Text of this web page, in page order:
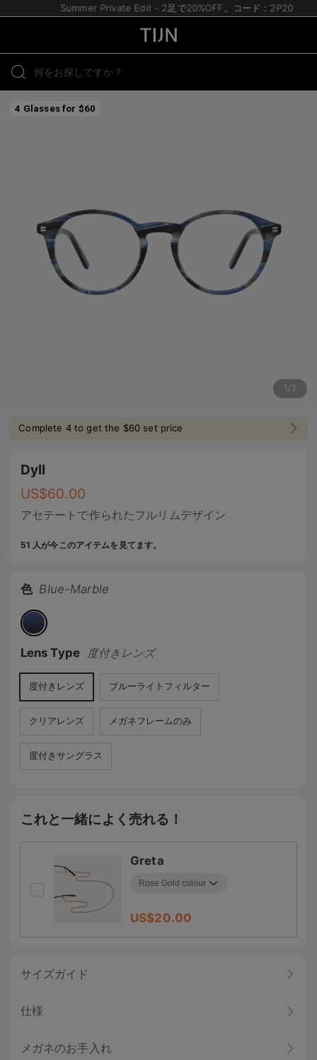
Summer Private Edit - 2足で20%OFF。コード：2P20
4 Glasses for $60
1 /3
Complete 4 to get the $60 set price
Dyll
US$60.00
アセテートで作られたフルリムデザイン
51 人が今このアイテムを見てます。
色 Blue-Marble
Lens Type 度付きレンズ
度付きレンズ ブルーライトフィルター
クリアレンズ メガネフレームのみ
度付きサングラス
これと一緒によく売れる！
Greta
US$20.00
サイズガイド
仕様
メガネのお手入れ